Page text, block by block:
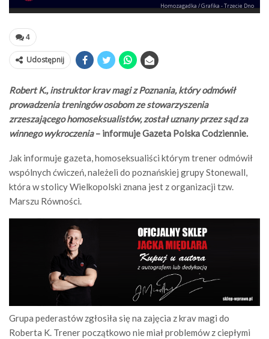
Homozagadka / Grafika - Trzecie Dno
4
Udostępnij
Robert K., instruktor krav magi z Poznania, który odmówił
prowadzenia treningów osobom ze stowarzyszenia
zrzeszającego homoseksualistów, został uznany przez sąd za
winnego wykroczenia– informuje Gazeta Polska Codziennie.
Jak informuje gazeta, homoseksualiści którym trener odmówił
wspólnych ćwiczeń, należeli do poznańskiej grupy Stonewall,
która w stolicy Wielkopolski znana jest z organizacji tzw.
Marszu Równości.
Grupa pederastów zgłosiła się na zajęcia z krav magi do
Roberta K. Trener początkowo nie miał problemów z ciepłymi